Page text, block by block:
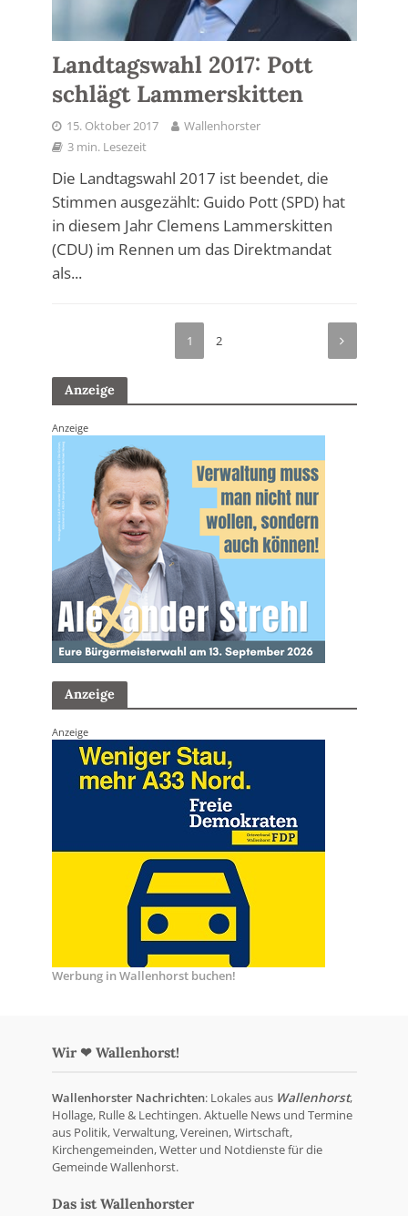
Landtagswahl 2017: Pott
schlägt Lammerskitten
15. Oktober 2017
Wallenhorster
3 min. Lesezeit
Die Landtagswahl 2017 ist beendet, die
Stimmen ausgezählt: Guido Pott (SPD) hat
in diesem Jahr Clemens Lammerskitten
(CDU) im Rennen um das Direktmandat
als...
1 2
Anzeige
Anzeige
Anzeige
Anzeige
Werbung in Wallenhorst buchen!
Wir ❤ Wallenhorst!
Wallenhorster Nachrichten: Lokales aus Wallenhorst,
Hollage, Rulle & Lechtingen. Aktuelle News und Termine
aus Politik, Verwaltung, Vereinen, Wirtschaft,
Kirchengemeinden, Wetter und Notdienste für die
Gemeinde Wallenhorst.
Das ist Wallenhorster